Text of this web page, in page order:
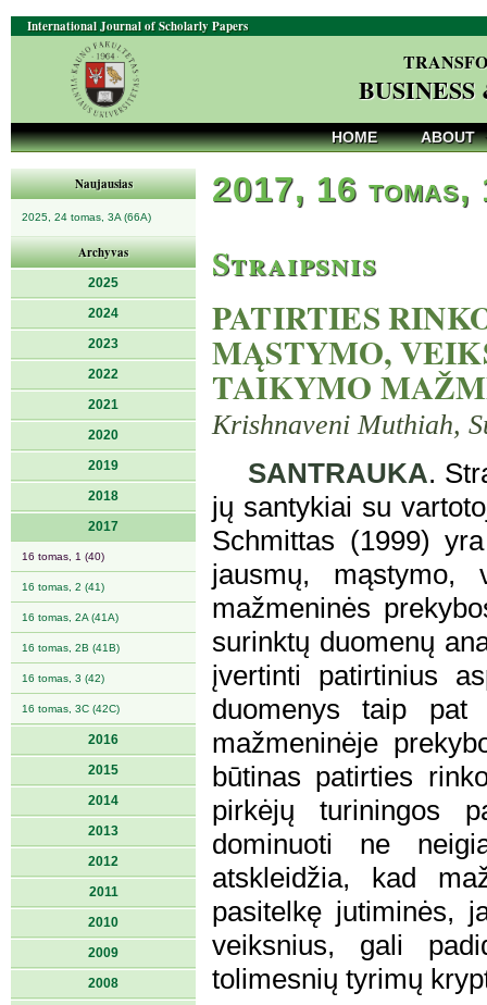
International Journal of Scholarly Papers
HOME ABOUT
Naujausias
2025, 24 tomas, 3A (66A)
Archyvas
2025
2024
2023
2022
2021
2020
2019
2018
2017
16 tomas, 1 (40)
16 tomas, 2 (41)
16 tomas, 2A (41A)
16 tomas, 2B (41B)
16 tomas, 3 (42)
16 tomas, 3C (42C)
2016
2015
2014
2013
2012
2011
2010
2009
2008
2017, 16 tomas,
Straipsnis
PATIRTIES
MĄSTYMO,
TAIKYMO
Krishnaveni Muthiah,
SANTRAUKA.
jų santykiai su
Schmittas (1999)
jausmų,
mažmeninės
surinktų duomenų
įvertinti patirtinius
duomenys taip
mažmeninėje
būtinas patirties
pirkėjų turiningos
dominuoti ne
atskleidžia, kad
pasitelkę jutiminės,
veiksnius, gali
tolimesnių tyrimų